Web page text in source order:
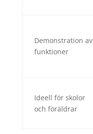
Demonstration av
funktioner
Ideell för skolor
och föräldrar